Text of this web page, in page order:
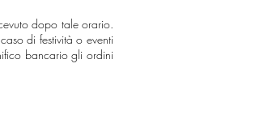
dopo tale orario.
di festività o eventi
bancario gli ordini